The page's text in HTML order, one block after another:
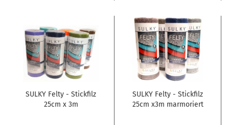
SULKY Felty - Stickfilz
25cm x 3m
SULKY Felty - Stickfilz
25cm x3m marmoriert